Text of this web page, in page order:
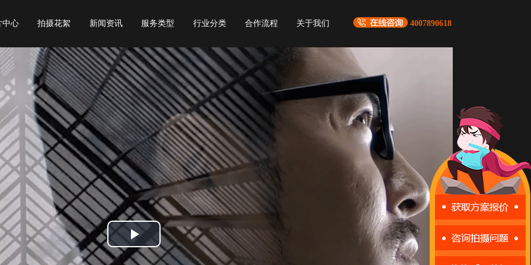
中心 拍摄花絮 新闻资讯
行业常识
视频资讯
视频赏析
公司动态
服务类型
宣传片
产品广告
动画制作
会议开场
专题纪录片
年会视频
行业分类
旅游宣传片
教育宣传片
餐饮宣传片
物流宣传片
展会会议视频
城市宣传片
校招宣传片
合作流程 关于我们 4007890618
Play